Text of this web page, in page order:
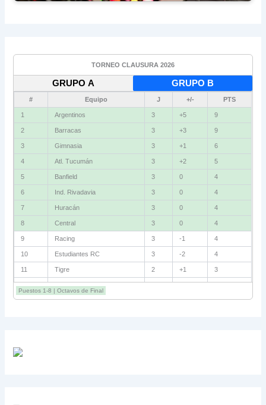
TORNEO CLAUSURA 2026
GRUPO A GRUPO B
# Equipo J +/- PTS
1 Argentinos 3 +5 9
2 Barracas 3 +3 9
3 Gimnasia 3 +1 6
4 Atl. Tucumán 3 +2 5
5 Banfield 3 0 4
6 Ind. Rivadavia 3 0 4
7 Huracán 3 0 4
8 Central 3 0 4
9 Racing 3 -1 4
10 Estudiantes RC 3 -2 4
11 Tigre 2 +1 3
12 Belgrano 2 0 3
13 Sarmiento 3 -1 3
Puestos 1-8 | Octavos de Final